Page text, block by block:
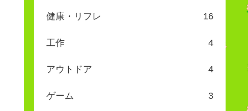
健康・リフレ 16
工作 4
アウトドア 4
ゲーム 3